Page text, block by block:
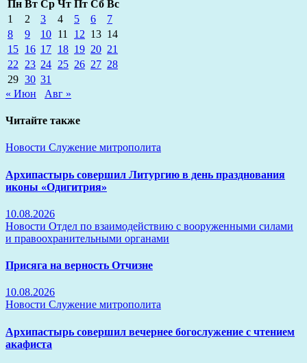
Пн Вт Ср Чт Пт Сб Вс
1
2 3 4 5 6
7
8
9 10 11 12 13 14
15 16 17 18 19 20 21
22
23 24 25 26 27 28
29 30 31
« Июн
Авг »
Читайте также
Новости Служение митрополита
Архипастырь совершил Литургию в день празднования
иконы «Одигитрия»
10.08.2026
Новости Отдел по взаимодействию с вооруженными силами
и правоохранительными органами
Присяга на верность Отчизне
10.08.2026
Новости Служение митрополита
Архипастырь совершил вечернее богослужение с чтением
акафиста